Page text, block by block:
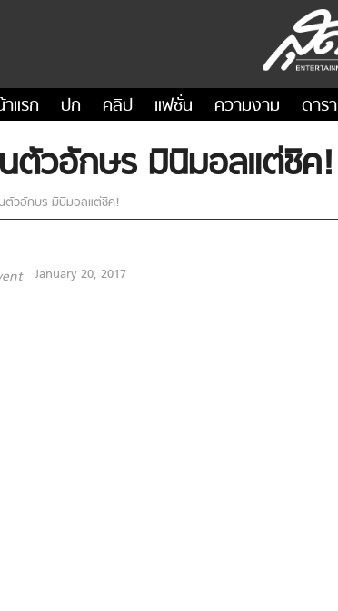
แรก ปก คลิป แฟชั่น ความงาม ดารา
ตัวอักษร มินิมอลแต่ชิค!
ตัวอักษร มินิมอลแต่ชิค!
January 20, 2017